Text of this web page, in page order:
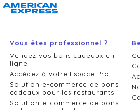
Vous êtes professionnel ?
Vendez vos bons cadeaux en
ligne
Accédez à votre Espace Pro
Solution e-commerce de bons
cadeaux pour les restaurants
Solution e-commerce de bons